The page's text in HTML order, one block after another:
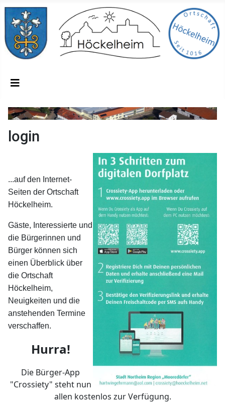
login
...auf den Internet-
Seiten der Ortschaft
Höckelheim.
Gäste, Interessierte und
die Bürgerinnen und
Bürger können sich
einen Überblick über
die Ortschaft
Höckelheim,
Neuigkeiten und die
anstehenden Termine
verschaffen.
Hurra!
Die Bürger-App
"Crossiety" steht nun
allen kostenlos zur Verfügung.